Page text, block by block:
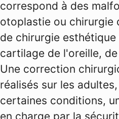
correspond à des
otoplastie ou chirurgie
de chirurgie
cartilage de l'oreille,
Une correction
réalisés sur les
certaines conditions,
en charge par la